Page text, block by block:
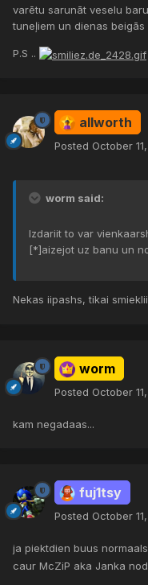
varētu sarunāt veselu
tuneļiem un dienas
P.S ..
allworth
Posted October
worm said:
Izdariit to var
[*]aizejot uz banu un
Nekas iipashs, tikai
worm
Posted October
kam negadaas...
fuj1tsy
Posted October
ja piektdien buus
caur McZiP aka Janka